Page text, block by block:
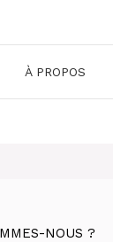
À PROPOS
NOUS ?